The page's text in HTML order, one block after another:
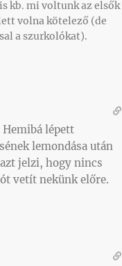
kb. mi voltunk az elsők
volna kötelező (de
a szurkolókat).
lépett
lemondása után
jelzi, hogy nincs
vetít nekünk előre.